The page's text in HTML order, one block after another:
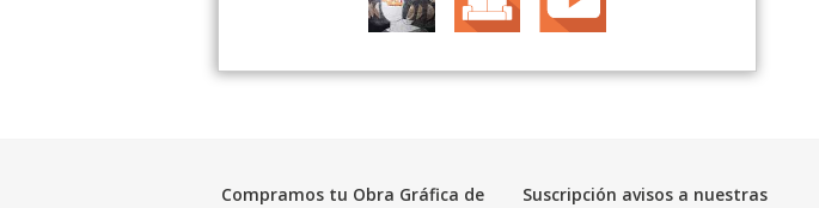
Compramos tu Obra Gráfica de
Suscripción avisos a nuestras